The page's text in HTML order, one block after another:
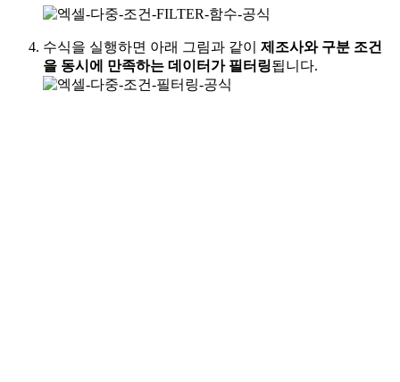
수식을 실행하면 아래 그림과 같이 제조사와 구분 조건
을 동시에 만족하는 데이터가 필터링됩니다.